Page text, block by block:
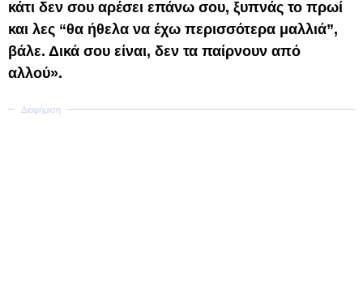
κάτι δεν σου αρέσει επάνω σου, ξυπνάς το πρωί
και λες “θα ήθελα να έχω περισσότερα μαλλιά”,
βάλε. Δικά σου είναι, δεν τα παίρνουν από
αλλού».